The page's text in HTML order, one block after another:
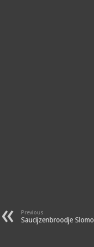
Previous
Saucijzenbroodje Slomo